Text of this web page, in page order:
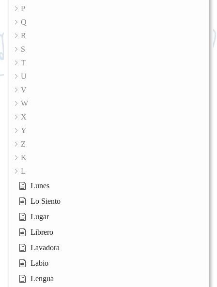
P
Q
R
S
T
U
V
W
X
Y
Z
K
L
Lunes
Lo Siento
Lugar
Librero
Lavadora
Labio
Lengua